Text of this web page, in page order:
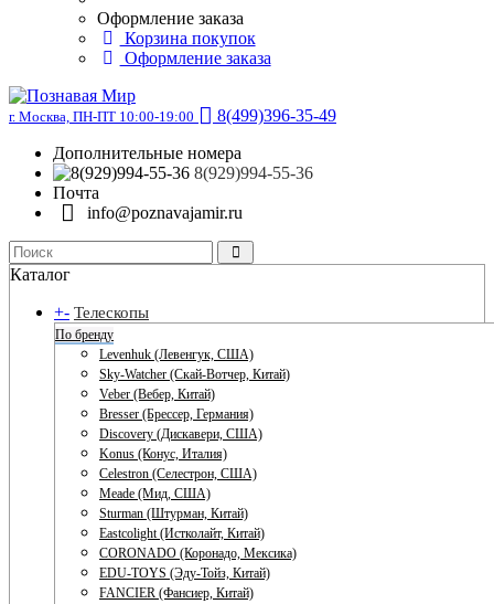
Оформление заказа
Корзина покупок
Оформление заказа
г. Москва, ПН-ПТ 10:00-19:00
8(499)396-35-49
Дополнительные номера
8(929)994-55-36
Почта
info@poznavajamir.ru
Каталог
+- Телескопы
По бренду
Levenhuk (Левенгук, США)
Sky-Watcher (Скай-Вотчер, Китай)
Veber (Вебер, Китай)
Bresser (Брессер, Германия)
Discovery (Дискавери, США)
Konus (Конус, Италия)
Celestron (Селестрон, США)
Meade (Мид, США)
Sturman (Штурман, Китай)
Eastcolight (Истколайт, Китай)
CORONADO (Коронадо, Мексика)
EDU-TOYS (Эду-Тойз, Китай)
FANCIER (Фансиер, Китай)